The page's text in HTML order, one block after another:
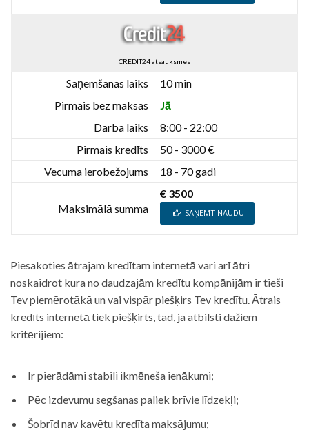
CREDIT24 atsauksmes
Saņemšanas laiks
10 min
Pirmais bez maksas
Jā
Darba laiks
8:00 - 22:00
Pirmais kredīts
50 - 3000 €
Vecuma ierobežojums
18 - 70 gadi
Maksimālā summa
€ 3500
SAŅEMT NAUDU
Piesakoties ātrajam kredītam internetā vari arī ātri
noskaidrot kura no daudzajām kredītu kompānijām ir tieši
Tev piemērotākā un vai vispār piešķirs Tev kredītu. Ātrais
kredīts internetā tiek piešķirts, tad, ja atbilsti dažiem
kritērijiem:
Ir pierādāmi stabili ikmēneša ienākumi;
Pēc izdevumu segšanas paliek brīvie līdzekļi;
Šobrīd nav kavētu kredīta maksājumu;